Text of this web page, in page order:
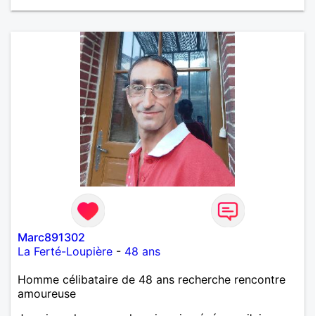
Marc891302
La Ferté-Loupière - 48 ans
Homme célibataire de 48 ans recherche rencontre
amoureuse